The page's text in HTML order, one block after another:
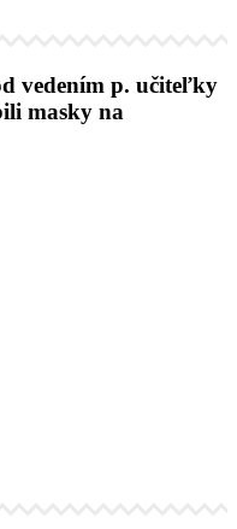
vedením p. učiteľky
masky na